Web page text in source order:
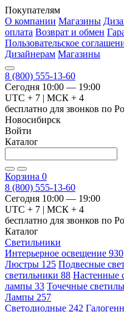
Покупателям
О компании Магазины
оплата Возврат и обмен
Пользовательское
Дизайнерам Магазины
8 (800) 555-13-60
Сегодня 10:00 — 19:00
UTC + 7 | МСК + 4
бесплатно для звонков по
Новосибирск
Войти
Каталог
Корзина 0
8 (800) 555-13-60
Сегодня 10:00 — 19:00
UTC + 7 | МСК + 4
бесплатно для звонков по
Каталог
Светильники
Интерьерное освещение 930
Люстры 125 Подвесные
светильники 88 Настенные
лампы 33 Точечные
Лампы 257
Светодиодные 242